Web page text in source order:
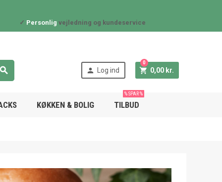
✓ Personlig vejledning og kundeservice
  Log ind  0,00 kr.
0
KØKKEN & BOLIG TILBUD
% SPAR %